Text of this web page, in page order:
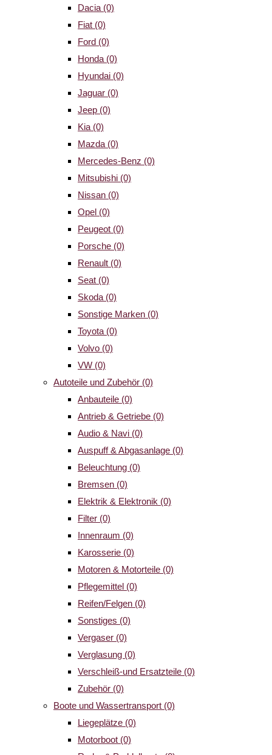
Dacia (0)
Fiat (0)
Ford (0)
Honda (0)
Hyundai (0)
Jaguar (0)
Jeep (0)
Kia (0)
Mazda (0)
Mercedes-Benz (0)
Mitsubishi (0)
Nissan (0)
Opel (0)
Peugeot (0)
Porsche (0)
Renault (0)
Seat (0)
Skoda (0)
Sonstige Marken (0)
Toyota (0)
Volvo (0)
VW (0)
Autoteile und Zubehör (0)
Anbauteile (0)
Antrieb & Getriebe (0)
Audio & Navi (0)
Auspuff & Abgasanlage (0)
Beleuchtung (0)
Bremsen (0)
Elektrik & Elektronik (0)
Filter (0)
Innenraum (0)
Karosserie (0)
Motoren & Motorteile (0)
Pflegemittel (0)
Reifen/Felgen (0)
Sonstiges (0)
Vergaser (0)
Verglasung (0)
Verschleiß-und Ersatzteile (0)
Zubehör (0)
Boote und Wassertransport (0)
Liegeplätze (0)
Motorboot (0)